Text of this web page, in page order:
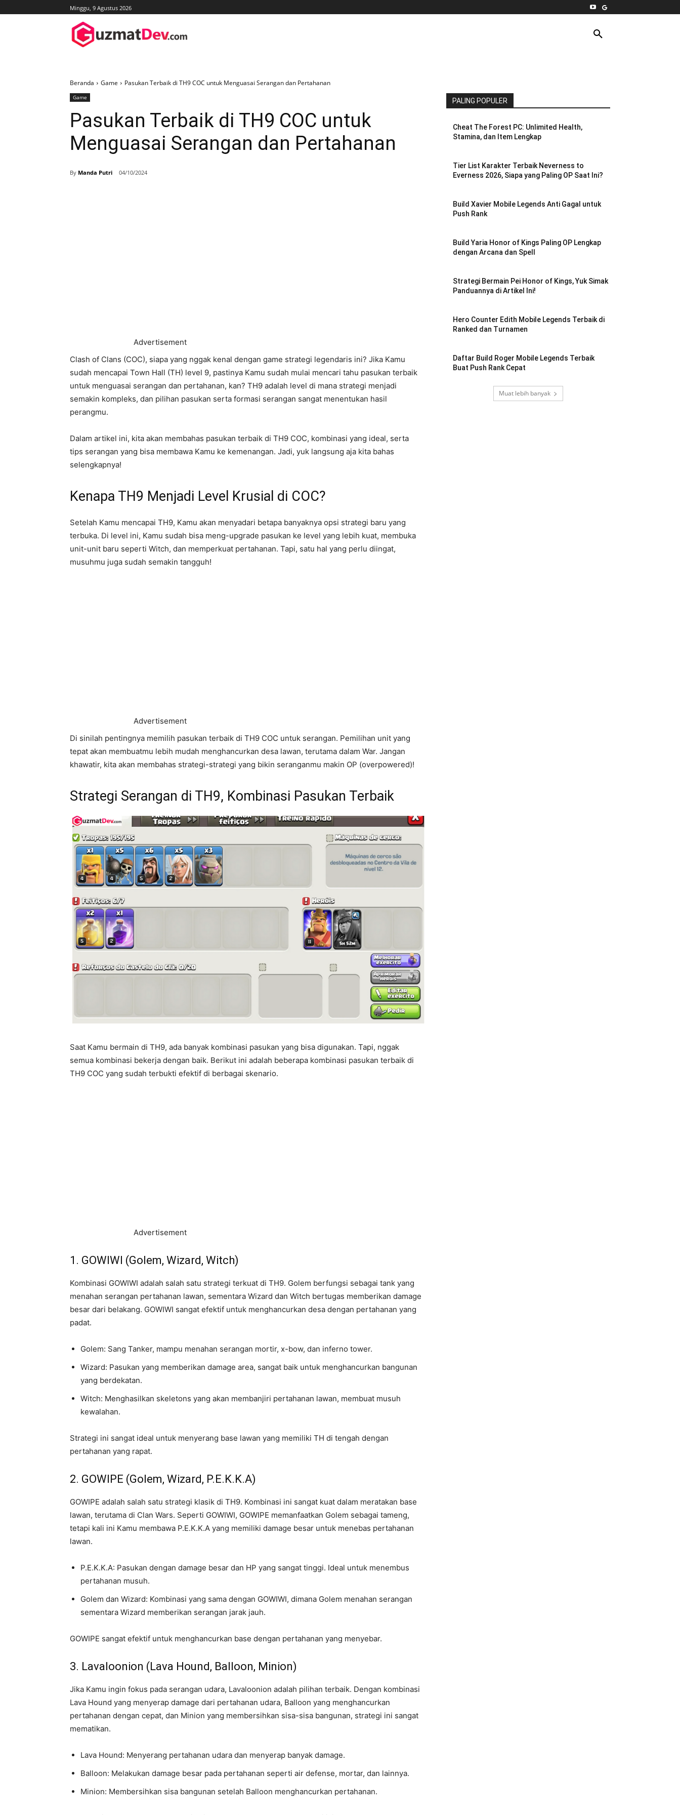
Minggu, 9 Agustus 2026
Beranda Game Pasukan Terbaik di TH9 COC untuk Menguasai Serangan dan Pertahanan
Game
Pasukan Terbaik di TH9 COC untuk
Menguasai Serangan dan Pertahanan
By Manda Putri 04/10/2024
Advertisement
Clash of Clans (COC), siapa yang nggak kenal dengan game strategi legendaris ini? Jika Kamu
sudah mencapai Town Hall (TH) level 9, pastinya Kamu sudah mulai mencari tahu pasukan terbaik
untuk menguasai serangan dan pertahanan, kan? TH9 adalah level di mana strategi menjadi
semakin kompleks, dan pilihan pasukan serta formasi serangan sangat menentukan hasil
perangmu.
Dalam artikel ini, kita akan membahas pasukan terbaik di TH9 COC, kombinasi yang ideal, serta
tips serangan yang bisa membawa Kamu ke kemenangan. Jadi, yuk langsung aja kita bahas
selengkapnya!
Kenapa TH9 Menjadi Level Krusial di COC?
Setelah Kamu mencapai TH9, Kamu akan menyadari betapa banyaknya opsi strategi baru yang
terbuka. Di level ini, Kamu sudah bisa meng-upgrade pasukan ke level yang lebih kuat, membuka
unit-unit baru seperti Witch, dan memperkuat pertahanan. Tapi, satu hal yang perlu diingat,
musuhmu juga sudah semakin tangguh!
Advertisement
Di sinilah pentingnya memilih pasukan terbaik di TH9 COC untuk serangan. Pemilihan unit yang
tepat akan membuatmu lebih mudah menghancurkan desa lawan, terutama dalam War. Jangan
khawatir, kita akan membahas strategi-strategi yang bikin seranganmu makin OP (overpowered)!
Strategi Serangan di TH9, Kombinasi Pasukan Terbaik
Saat Kamu bermain di TH9, ada banyak kombinasi pasukan yang bisa digunakan. Tapi, nggak
semua kombinasi bekerja dengan baik. Berikut ini adalah beberapa kombinasi pasukan terbaik di
TH9 COC yang sudah terbukti efektif di berbagai skenario.
Advertisement
1. GOWIWI (Golem, Wizard, Witch)
Kombinasi GOWIWI adalah salah satu strategi terkuat di TH9. Golem berfungsi sebagai tank yang
menahan serangan pertahanan lawan, sementara Wizard dan Witch bertugas memberikan damage
besar dari belakang. GOWIWI sangat efektif untuk menghancurkan desa dengan pertahanan yang
padat.
Golem: Sang Tanker, mampu menahan serangan mortir, x-bow, dan inferno tower.
Wizard: Pasukan yang memberikan damage area, sangat baik untuk menghancurkan bangunan
yang berdekatan.
Witch: Menghasilkan skeletons yang akan membanjiri pertahanan lawan, membuat musuh
kewalahan.
Strategi ini sangat ideal untuk menyerang base lawan yang memiliki TH di tengah dengan
pertahanan yang rapat.
2. GOWIPE (Golem, Wizard, P.E.K.K.A)
GOWIPE adalah salah satu strategi klasik di TH9. Kombinasi ini sangat kuat dalam meratakan base
lawan, terutama di Clan Wars. Seperti GOWIWI, GOWIPE memanfaatkan Golem sebagai tameng,
tetapi kali ini Kamu membawa P.E.K.K.A yang memiliki damage besar untuk menebas pertahanan
lawan.
P.E.K.K.A: Pasukan dengan damage besar dan HP yang sangat tinggi. Ideal untuk menembus
pertahanan musuh.
Golem dan Wizard: Kombinasi yang sama dengan GOWIWI, dimana Golem menahan serangan
sementara Wizard memberikan serangan jarak jauh.
GOWIPE sangat efektif untuk menghancurkan base dengan pertahanan yang menyebar.
3. Lavaloonion (Lava Hound, Balloon, Minion)
Jika Kamu ingin fokus pada serangan udara, Lavaloonion adalah pilihan terbaik. Dengan kombinasi
Lava Hound yang menyerap damage dari pertahanan udara, Balloon yang menghancurkan
pertahanan dengan cepat, dan Minion yang membersihkan sisa-sisa bangunan, strategi ini sangat
mematikan.
Lava Hound: Menyerang pertahanan udara dan menyerap banyak damage.
Balloon: Melakukan damage besar pada pertahanan seperti air defense, mortar, dan lainnya.
Minion: Membersihkan sisa bangunan setelah Balloon menghancurkan pertahanan.
PALING POPULER
Cheat The Forest PC: Unlimited Health,
Stamina, dan Item Lengkap
Tier List Karakter Terbaik Neverness to
Everness 2026, Siapa yang Paling OP Saat Ini?
Build Xavier Mobile Legends Anti Gagal untuk
Push Rank
Build Yaria Honor of Kings Paling OP Lengkap
dengan Arcana dan Spell
Strategi Bermain Pei Honor of Kings, Yuk Simak
Panduannya di Artikel Ini!
Hero Counter Edith Mobile Legends Terbaik di
Ranked dan Turnamen
Daftar Build Roger Mobile Legends Terbaik
Buat Push Rank Cepat
Muat lebih banyak